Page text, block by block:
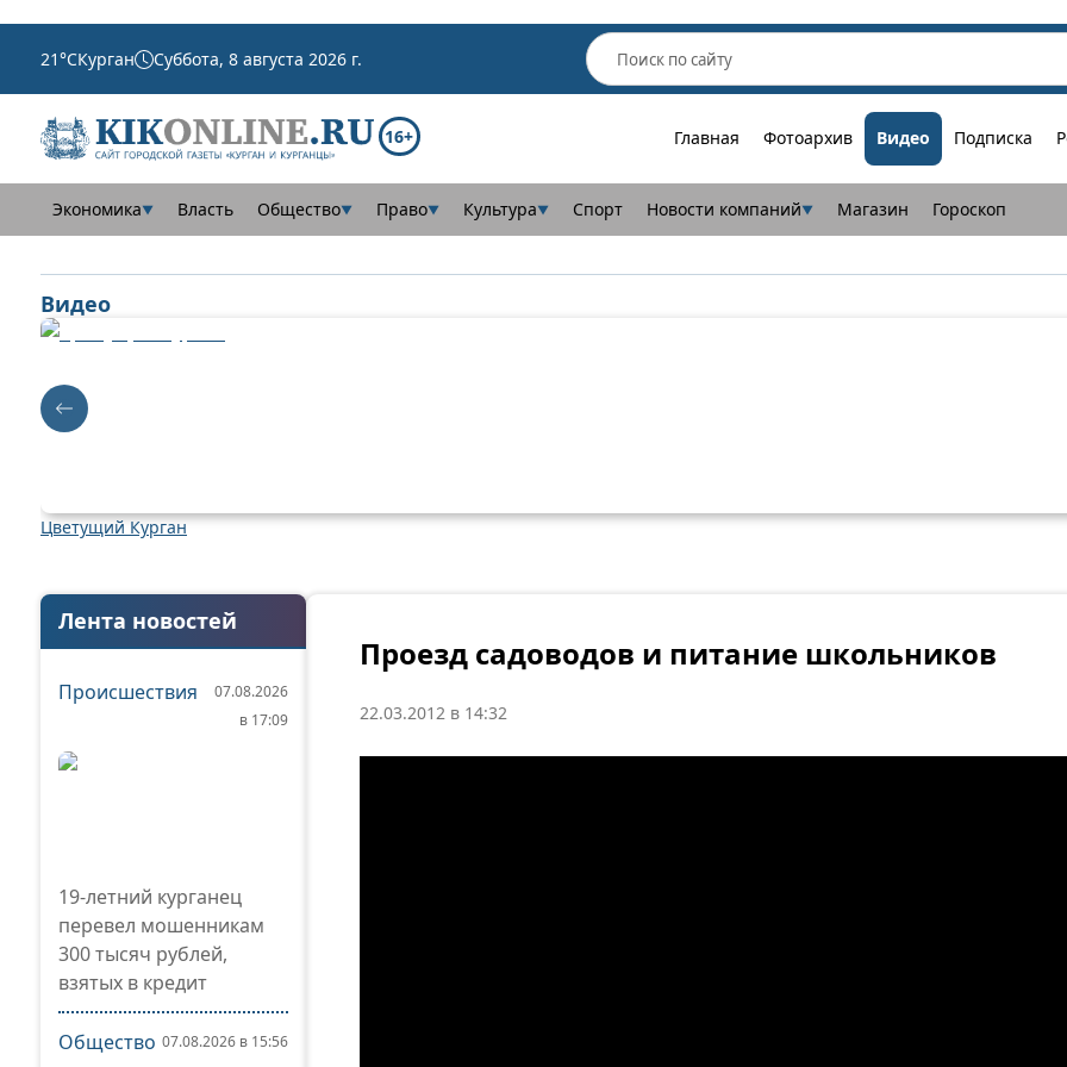
21°CКурган Суббота, 8 августа 2026 г.
16+ Главная Фотоархив Видео Подписка
Экономика▼ Власть Общество▼ Право▼ Культура▼ Спорт Новости компаний▼ Магазин Гороскоп
Видео
Цветущий Курган
Лента новостей
Происшествия
07.08.2026
в 17:09
19-летний курганец
перевел мошенникам
300 тысяч рублей,
взятых в кредит
Общество 07.08.2026 в 15:56
Проезд садоводов и питание школьников
22.03.2012 в 14:32